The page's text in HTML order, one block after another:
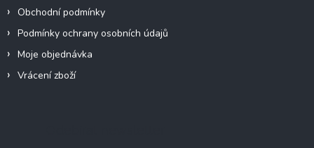
Obchodní podmínky
Podmínky ochrany osobních údajů
Moje objednávka
Vrácení zboží